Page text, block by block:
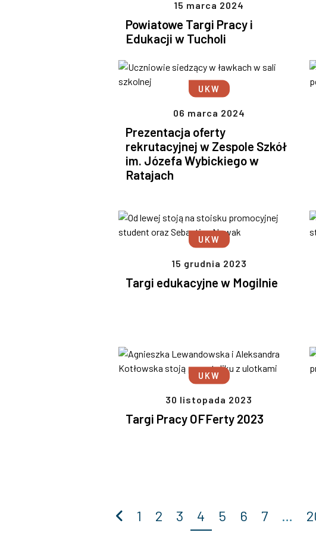
15 marca 2024
Powiatowe Targi Pracy i
Edukacji w Tucholi
UKW
06 marca 2024
Prezentacja oferty
rekrutacyjnej w Zespole Szkół
im. Józefa Wybickiego w
Ratajach
UKW
15 grudnia 2023
Targi edukacyjne w Mogilnie
UKW
30 listopada 2023
Targi Pracy OFFerty 2023
Poprzednia
1 2 3 4 5 6 7 …